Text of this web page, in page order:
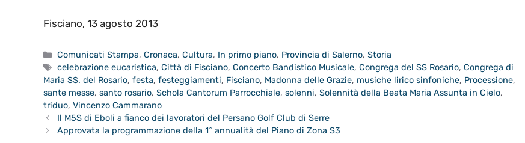
Fisciano, 13 agosto 2013
Categorie
Comunicati Stampa,Cronaca,Cultura, In primo piano, Provincia di Salerno,Storia
Tag
celebrazione eucaristica,Città di Fisciano,Concerto Bandistico Musicale,Congrega del SS Rosario,Congrega di
Maria SS. del Rosario, festa, festeggiamenti, Fisciano, Madonna delle Grazie, musiche lirico sinfoniche, Processione,
sante messe, santo rosario, Schola Cantorum Parrocchiale, solenni, Solennità della Beata Maria Assunta in Cielo,
triduo, Vincenzo Cammarano
Il M5S di Eboli a fianco dei lavoratori del Persano Golf Club di Serre
Approvata la programmazione della 1^ annualità del Piano di Zona S3